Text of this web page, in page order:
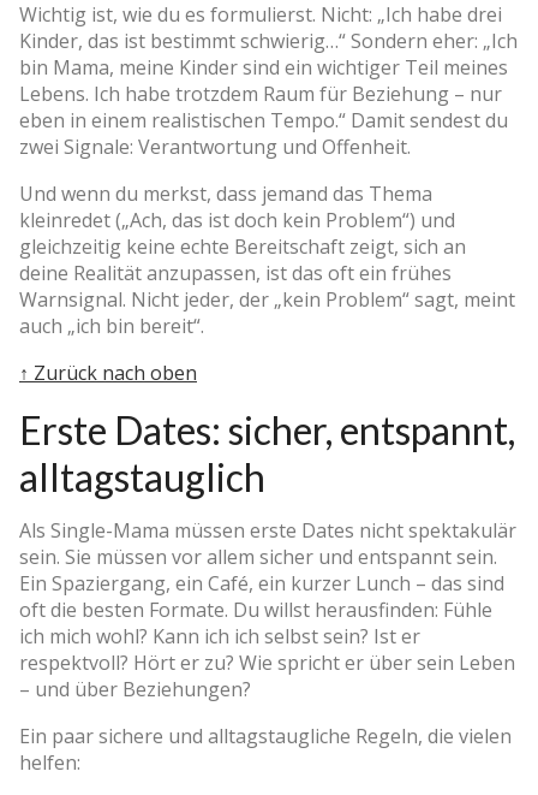
Wichtig ist, wie du es formulierst. Nicht: „Ich habe drei
Kinder, das ist bestimmt schwierig…“ Sondern eher: „Ich
bin Mama, meine Kinder sind ein wichtiger Teil meines
Lebens. Ich habe trotzdem Raum für Beziehung – nur
eben in einem realistischen Tempo.“ Damit sendest du
zwei Signale: Verantwortung und Offenheit.
Und wenn du merkst, dass jemand das Thema
kleinredet („Ach, das ist doch kein Problem“) und
gleichzeitig keine echte Bereitschaft zeigt, sich an
deine Realität anzupassen, ist das oft ein frühes
Warnsignal. Nicht jeder, der „kein Problem“ sagt, meint
auch „ich bin bereit“.
↑ Zurück nach oben
Erste Dates: sicher, entspannt,
alltagstauglich
Als Single-Mama müssen erste Dates nicht spektakulär
sein. Sie müssen vor allem sicher und entspannt sein.
Ein Spaziergang, ein Café, ein kurzer Lunch – das sind
oft die besten Formate. Du willst herausfinden: Fühle
ich mich wohl? Kann ich ich selbst sein? Ist er
respektvoll? Hört er zu? Wie spricht er über sein Leben
– und über Beziehungen?
Ein paar sichere und alltagstaugliche Regeln, die vielen
helfen: